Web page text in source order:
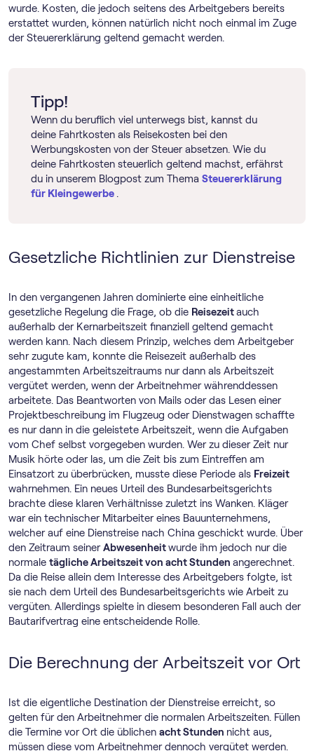
wurde. Kosten, die jedoch seitens des Arbeitgebers bereits
erstattet wurden, können natürlich nicht noch einmal im Zuge
der Steuererklärung geltend gemacht werden.
Tipp!
Wenn du beruflich viel unterwegs bist, kannst du
deine Fahrtkosten als Reisekosten bei den
Werbungskosten von der Steuer absetzen. Wie du
deine Fahrtkosten steuerlich geltend machst, erfährst
du in unserem Blogpost zum Thema Steuererklärung
für Kleingewerbe .
Gesetzliche Richtlinien zur Dienstreise
In den vergangenen Jahren dominierte eine einheitliche
gesetzliche Regelung die Frage, ob die Reisezeitauch
außerhalb der Kernarbeitszeit finanziell geltend gemacht
werden kann. Nach diesem Prinzip, welches dem Arbeitgeber
sehr zugute kam, konnte die Reisezeit außerhalb des
angestammten Arbeitszeitraums nur dann als Arbeitszeit
vergütet werden, wenn der Arbeitnehmer währenddessen
arbeitete. Das Beantworten von Mails oder das Lesen einer
Projektbeschreibung im Flugzeug oder Dienstwagen schaffte
es nur dann in die geleistete Arbeitszeit, wenn die Aufgaben
vom Chef selbst vorgegeben wurden. Wer zu dieser Zeit nur
Musik hörte oder las, um die Zeit bis zum Eintreffen am
Einsatzort zu überbrücken, musste diese Periode als Freizeit
wahrnehmen. Ein neues Urteil des Bundesarbeitsgerichts
brachte diese klaren Verhältnisse zuletzt ins Wanken. Kläger
war ein technischer Mitarbeiter eines Bauunternehmens,
welcher auf eine Dienstreise nach China geschickt wurde. Über
den Zeitraum seinerAbwesenheitwurde ihm jedoch nur die
normale tägliche Arbeitszeit von acht Stunden angerechnet.
Da die Reise allein dem Interesse des Arbeitgebers folgte, ist
sie nach dem Urteil des Bundesarbeitsgerichts wie Arbeit zu
vergüten. Allerdings spielte in diesem besonderen Fall auch der
Bautarifvertrag eine entscheidende Rolle.
Die Berechnung der Arbeitszeit vor Ort
Ist die eigentliche Destination der Dienstreise erreicht, so
gelten für den Arbeitnehmer die normalen Arbeitszeiten. Füllen
die Termine vor Ort die üblichen acht Stunden nicht aus,
müssen diese vom Arbeitnehmer dennoch vergütet werden.